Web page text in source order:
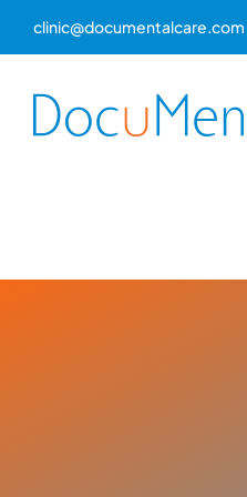
Skip
to
clinic@documentalcare.com